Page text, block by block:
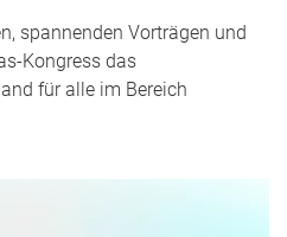
spannenden Vorträgen und
Kongress das
für alle im Bereich